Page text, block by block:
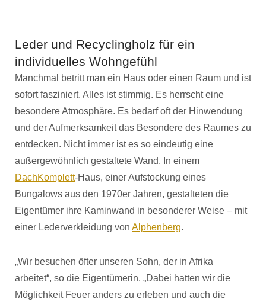
Leder und Recyclingholz für ein
individuelles Wohngefühl
Manchmal betritt man ein Haus oder einen Raum und ist
sofort fasziniert. Alles ist stimmig. Es herrscht eine
besondere Atmosphäre. Es bedarf oft der Hinwendung
und der Aufmerksamkeit das Besondere des Raumes zu
entdecken. Nicht immer ist es so eindeutig eine
außergewöhnlich gestaltete Wand. In einem
DachKomplett-Haus, einer Aufstockung eines
Bungalows aus den 1970er Jahren, gestalteten die
Eigentümer ihre Kaminwand in besonderer Weise – mit
einer Lederverkleidung von Alphenberg.
„Wir besuchen öfter unseren Sohn, der in Afrika
arbeitet“, so die Eigentümerin. „Dabei hatten wir die
Möglichkeit Feuer anders zu erleben und auch die